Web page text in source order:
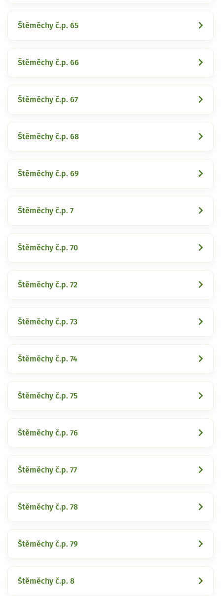
Štěměchy č.p. 65
Štěměchy č.p. 66
Štěměchy č.p. 67
Štěměchy č.p. 68
Štěměchy č.p. 69
Štěměchy č.p. 7
Štěměchy č.p. 70
Štěměchy č.p. 72
Štěměchy č.p. 73
Štěměchy č.p. 74
Štěměchy č.p. 75
Štěměchy č.p. 76
Štěměchy č.p. 77
Štěměchy č.p. 78
Štěměchy č.p. 79
Štěměchy č.p. 8